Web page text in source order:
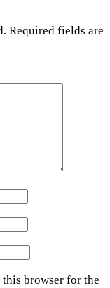
Required fields are
this browser for the